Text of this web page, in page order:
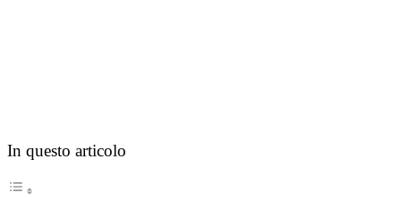
In questo articolo